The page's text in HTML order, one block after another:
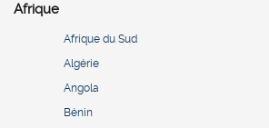
Afrique
Afrique du Sud
Algérie
Angola
Bénin